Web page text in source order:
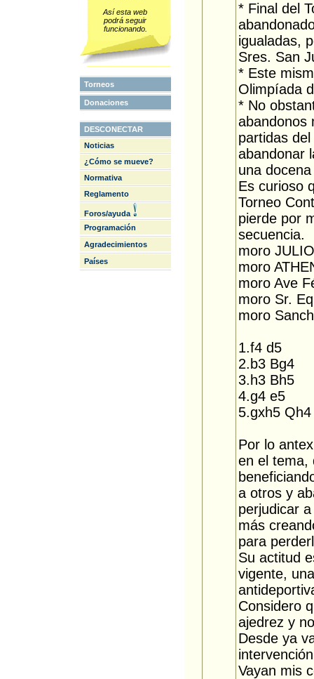
Así esta web
podrá seguir
funcionando.
Torneos
Donaciones
DESCONECTAR
Noticias
¿Cómo se mueve?
Normativa
Reglamento
Foros/ayuda
Programación
Agradecimientos
Países
* Final del
igualadas,
Sres. San
* Este
Olimpíada
* No
abandonos
partidas
abandonar
una
Es curioso
Torneo
pierde por
secuencia.
moro
moro
moro Ave
moro Sr.
moro
1.f4 d5
2.b3 Bg4
3.h3 Bh5
4.g4 e5
5.gxh5 Qh4
Por lo
en el tema,
a otros y
perjudicar
más
para
Su actitud
vigente,
Considero
ajedrez y
Desde ya
Vayan mis